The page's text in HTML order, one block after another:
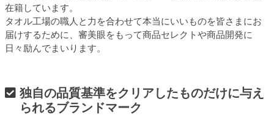
在籍しています。
タオル工場の職人と力を合わせて本当にいいものを皆さまにお
届けするために、審美眼をもって商品セレクトや商品開発に
日々励んでまいります。
独自の品質基準をクリアしたものだけに与え
られるブランドマーク